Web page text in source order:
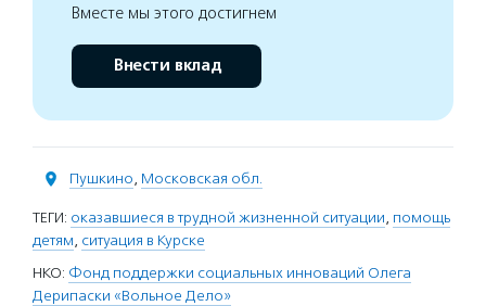
Вместе мы этого достигнем
Внести вклад
Пушкино, Московская обл.
ТЕГИ: оказавшиеся в трудной жизненной ситуации, помощь
детям, ситуация в Курске
НКО: Фонд поддержки социальных инноваций Олега
Дерипаски «Вольное Дело»